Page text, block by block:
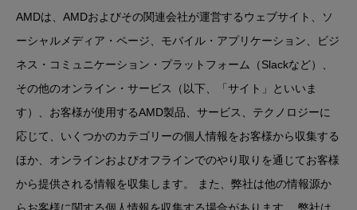
AMDは、AMDおよびその関連会社が運営するウェブサイト、ソ
ーシャルメディア・ページ、モバイル・アプリケーション、ビジ
ネス・コミュニケーション・プラットフォーム（Slackなど）、
その他のオンライン・サービス（以下、「サイト」といいま
す）、お客様が使用するAMD製品、サービス、テクノロジーに
応じて、いくつかのカテゴリーの個人情報をお客様から収集する
ほか、オンラインおよびオフラインでのやり取りを通じてお客様
から提供される情報を収集します。 また、弊社は他の情報源か